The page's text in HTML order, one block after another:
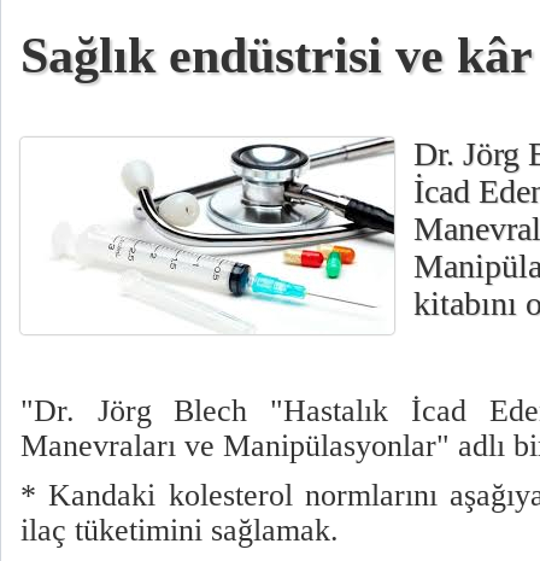
Sağlık endüstrisi ve kâr
Dr. Jörg
İcad
kitabını
"Dr. Jörg Blech "Hastalık İcad
Manevraları ve Manipülasyonlar" adlı
* Kandaki kolesterol normlarını
ilaç tüketimini sağlamak.